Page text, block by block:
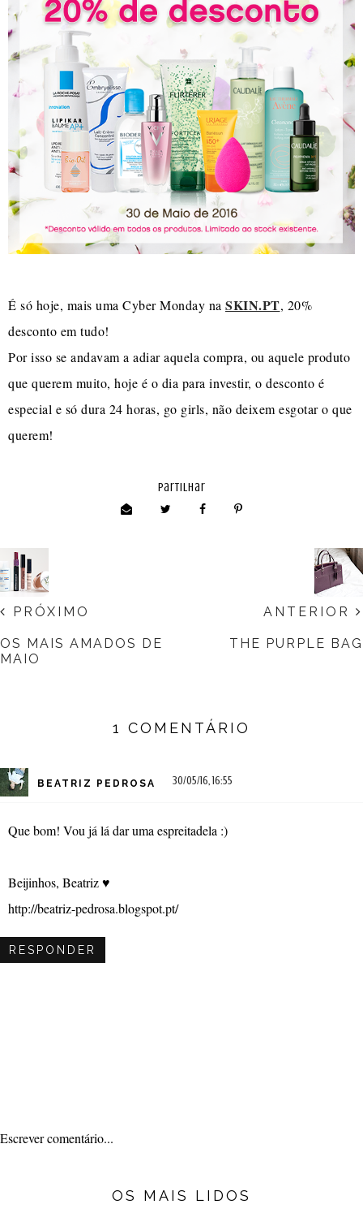
É só hoje, mais uma Cyber Monday na SKIN.PT, 20%
desconto em tudo!
Por isso se andavam a adiar aquela compra, ou aquele produto
que querem muito, hoje é o dia para investir, o desconto é
especial e só dura 24 horas, go girls, não deixem esgotar o que
querem!
partilhar
ANTERIOR
THE PURPLE BAG
PRÓXIMO
OS MAIS AMADOS DE
MAIO
1 COMENTÁRIO
BEATRIZ PEDROSA 30/05/16, 16:55
Que bom! Vou já lá dar uma espreitadela :)
Beijinhos, Beatriz ♥
http://beatriz-pedrosa.blogspot.pt/
RESPONDER
Escrever comentário...
OS MAIS LIDOS